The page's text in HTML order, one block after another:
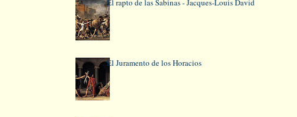
El rapto de las Sabinas - Jacques-Louis David
El Juramento de los Horacios